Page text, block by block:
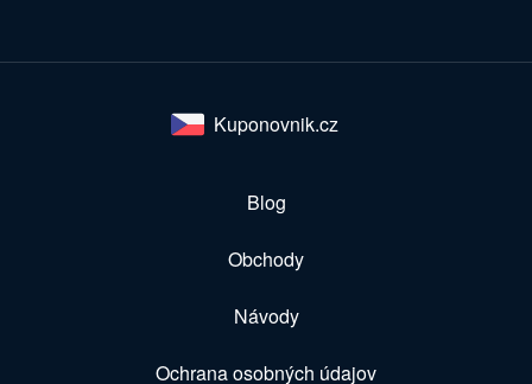
Kuponovnik.cz
Blog
Obchody
Návody
Ochrana osobných údajov